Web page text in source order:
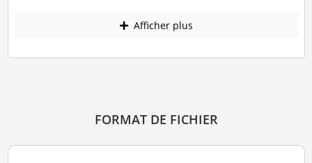
Afficher plus
FORMAT DE FICHIER